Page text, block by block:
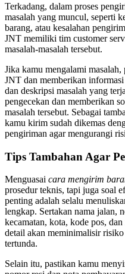
Terkadang, dalam proses
masalah yang muncul, seperti
barang, atau kesalahan
JNT memiliki tim customer
masalah-masalah tersebut.
Jika kamu mengalami
JNT dan memberikan
dan deskripsi masalah yang
pengecekan dan memberikan
masalah tersebut. Sebagai
kamu kirim sudah dikemas
pengiriman agar mengurangi
Tips Tambahan Agar
Menguasai cara mengirim
prosedur teknis, tapi juga soal
penting adalah selalu
lengkap. Sertakan nama jalan,
kecamatan, kota, kode pos,
detail akan meminimalisir
tertunda.
Selain itu, pastikan kamu